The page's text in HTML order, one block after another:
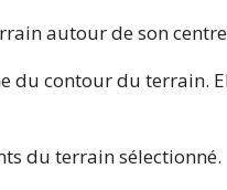
autour de son
du contour du terrain.
du terrain sélectionné.